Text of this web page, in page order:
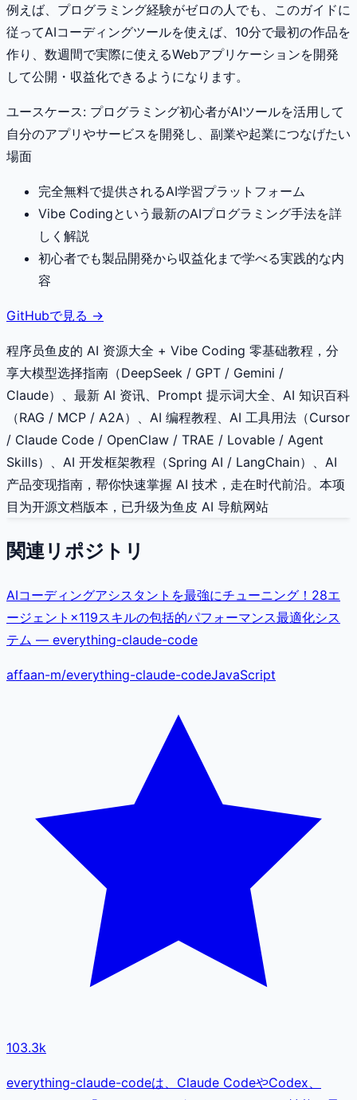
例えば、プログラミング経験がゼロの人でも、このガイドに
従ってAIコーディングツールを使えば、10分で最初の作品を
作り、数週間で実際に使えるWebアプリケーションを開発
して公開・収益化できるようになります。
ユースケース: プログラミング初心者がAIツールを活用して
自分のアプリやサービスを開発し、副業や起業につなげたい
場面
完全無料で提供されるAI学習プラットフォーム
Vibe Codingという最新のAIプログラミング手法を詳
しく解説
初心者でも製品開発から収益化まで学べる実践的な内
容
GitHubで見る →
程序员鱼皮的 AI 资源大全 + Vibe Coding 零基础教程，分
享大模型选择指南（DeepSeek / GPT / Gemini /
Claude）、最新 AI 资讯、Prompt 提示词大全、AI 知识百科
（RAG / MCP / A2A）、AI 编程教程、AI 工具用法（Cursor
/ Claude Code / OpenClaw / TRAE / Lovable / Agent
Skills）、AI 开发框架教程（Spring AI / LangChain）、AI
产品变现指南，帮你快速掌握 AI 技术，走在时代前沿。本项
目为开源文档版本，已升级为鱼皮 AI 导航网站
関連リポジトリ
AIコーディングアシスタントを最強にチューニング！28エ
ージェント×119スキルの包括的パフォーマンス最適化シス
テム — everything-claude-code
affaan-m/everything-claude-codeJavaScript
103.3k
everything-claude-codeは、Claude CodeやCodex、